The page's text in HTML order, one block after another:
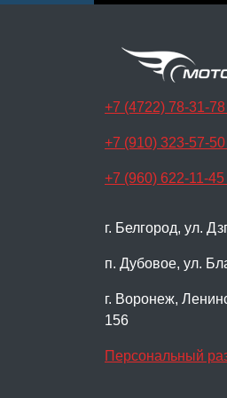
+7 (4722) 78-31-
+7 (910) 323-57-
+7 (960) 622-11-
г. Белгород, ул.
п. Дубовое, ул.
г. Воронеж,
156
Персональный